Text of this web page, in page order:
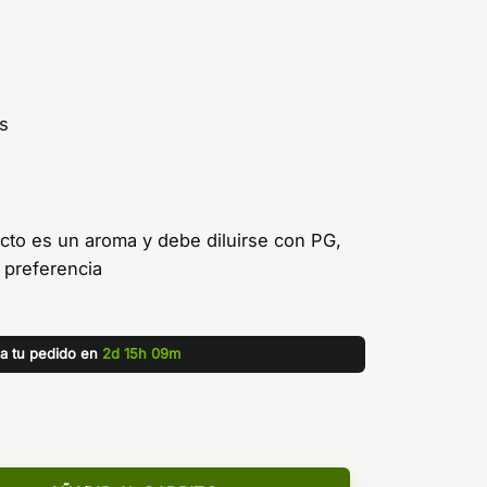
es un aroma y debe diluirse con PG,
preferencia
tu pedido en 2d 15h 09m
Kings Crest cantidad